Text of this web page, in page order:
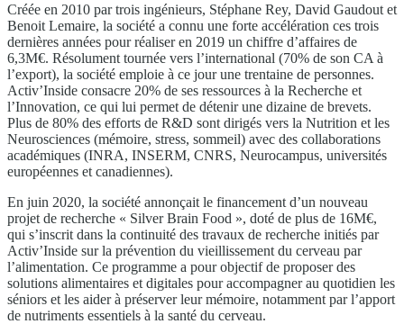
Créée en 2010 par trois ingénieurs, Stéphane Rey, David Gaudout et
Benoit Lemaire, la société a connu une forte accélération ces trois
dernières années pour réaliser en 2019 un chiffre d’affaires de
6,3M€. Résolument tournée vers l’international (70% de son CA à
l’export), la société emploie à ce jour une trentaine de personnes.
Activ’Inside consacre 20% de ses ressources à la Recherche et
l’Innovation, ce qui lui permet de détenir une dizaine de brevets.
Plus de 80% des efforts de R&D sont dirigés vers la Nutrition et les
Neurosciences (mémoire, stress, sommeil) avec des collaborations
académiques (INRA, INSERM, CNRS, Neurocampus, universités
européennes et canadiennes).
En juin 2020, la société annonçait le financement d’un nouveau
projet de recherche « Silver Brain Food », doté de plus de 16M€,
qui s’inscrit dans la continuité des travaux de recherche initiés par
Activ’Inside sur la prévention du vieillissement du cerveau par
l’alimentation. Ce programme a pour objectif de proposer des
solutions alimentaires et digitales pour accompagner au quotidien les
séniors et les aider à préserver leur mémoire, notamment par l’apport
de nutriments essentiels à la santé du cerveau.